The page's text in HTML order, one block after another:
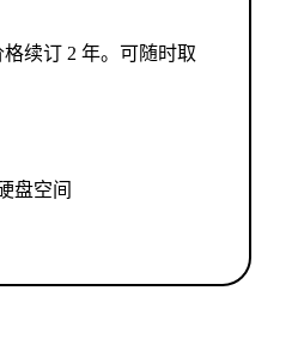
格续订 2 年。可随时取
盘空间